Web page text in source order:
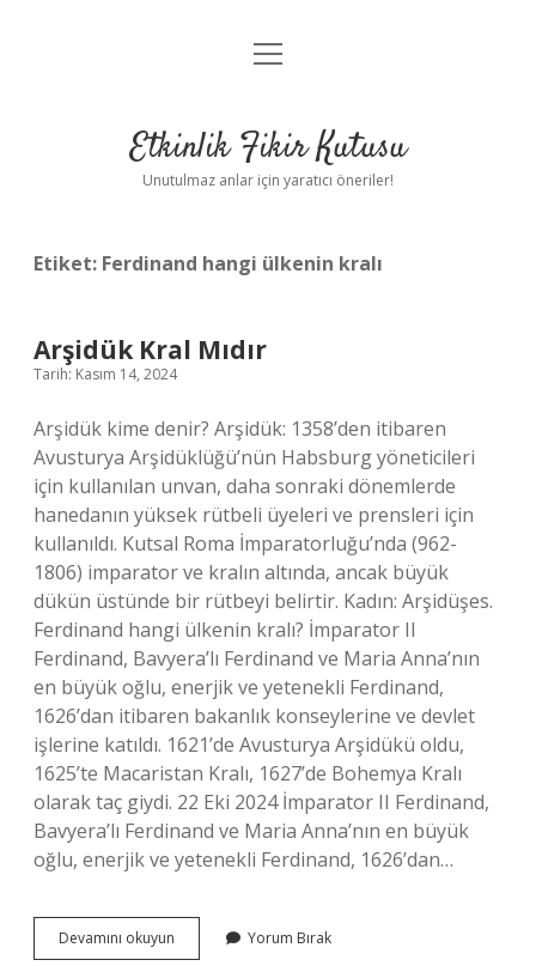
Anasayfa
Yasal Uyarı
menüyü
Etkinlik Fikir Kutusu
Unutulmaz anlar için yaratıcı öneriler!
Etiket: Ferdinand hangi ülkenin kralı
Arşidük Kral Mıdır
Tarih: Kasım 14, 2024
Arşidük kime denir? Arşidük: 1358’den itibaren
Avusturya Arşidüklüğü’nün Habsburg yöneticileri
için kullanılan unvan, daha sonraki dönemlerde
hanedanın yüksek rütbeli üyeleri ve prensleri için
kullanıldı. Kutsal Roma İmparatorluğu’nda (962-
1806) imparator ve kralın altında, ancak büyük
dükün üstünde bir rütbeyi belirtir. Kadın: Arşidüşes.
Ferdinand hangi ülkenin kralı? İmparator II
Ferdinand, Bavyera’lı Ferdinand ve Maria Anna’nın
en büyük oğlu, enerjik ve yetenekli Ferdinand,
1626’dan itibaren bakanlık konseylerine ve devlet
işlerine katıldı. 1621’de Avusturya Arşidükü oldu,
1625’te Macaristan Kralı, 1627’de Bohemya Kralı
olarak taç giydi. 22 Eki 2024 İmparator II Ferdinand,
Bavyera’lı Ferdinand ve Maria Anna’nın en büyük
oğlu, enerjik ve yetenekli Ferdinand, 1626’dan…
Devamını okuyun
Kral
Yorum Bırak